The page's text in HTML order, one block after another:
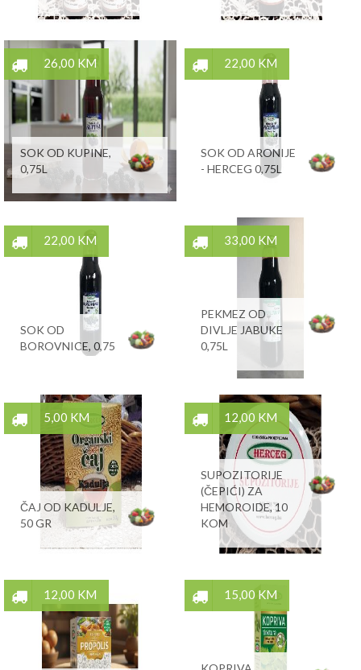
26,00 KM
SOK OD KUPINE,
0,75L
22,00 KM
SOK OD ARONIJE
- HERCEG 0,75L
22,00 KM
SOK OD
BOROVNICE, 0,75
33,00 KM
PEKMEZ OD
DIVLJE JABUKE
0,75L
5,00 KM
ČAJ OD KADULJE,
50 GR
12,00 KM
SUPOZITORIJE
(ČEPIĆI) ZA
HEMOROIDE, 10
KOM
12,00 KM 15,00 KM